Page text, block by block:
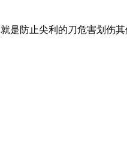
防止尖利的刀危害划伤其